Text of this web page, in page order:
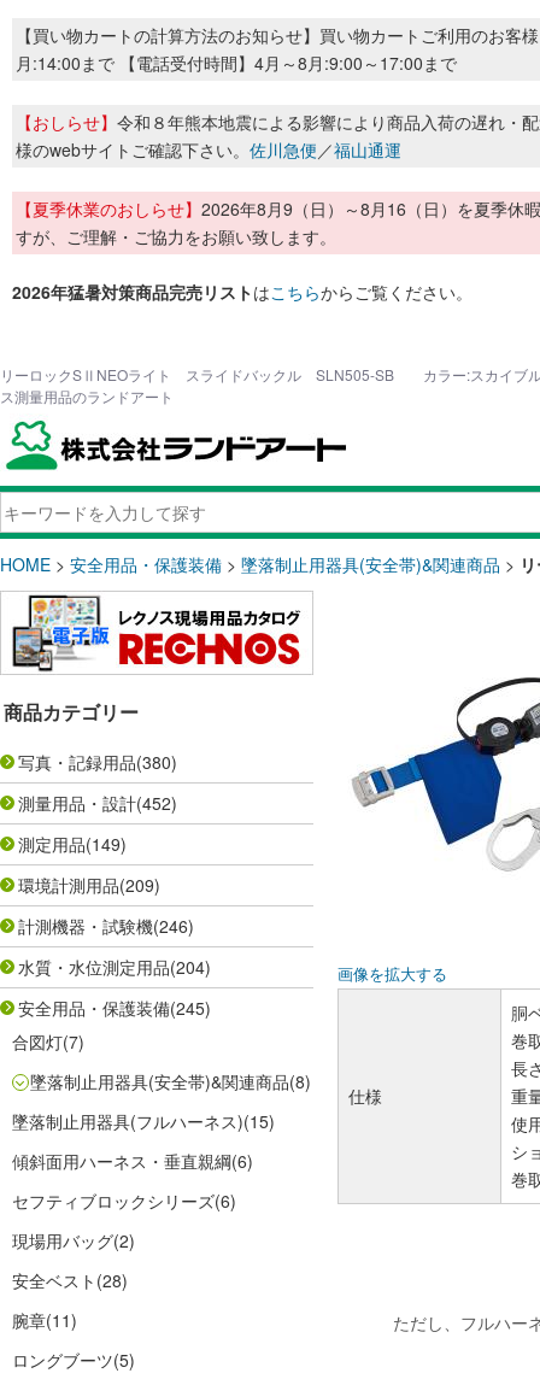
【買い物カートの計算方法のお知らせ】買い物カートご利用のお客
月:14:00まで 【電話受付時間】4月～8月:9:00～17:00まで
【おしらせ】 令和８年熊本地震による影響により商品入荷の遅れ・
様のwebサイトご確認下さい。 佐川急便／福山通運
【夏季休業のおしらせ】 2026年8月9（日）～8月16（日）を夏季休
すが、ご理解・ご協力をお願い致します。
2026年猛暑対策商品完売リストはこちらからご覧ください。
リーロックSⅡNEOライト スライドバックル SLN505-SB カラー:スカイブ
ス測量用品のランドアート
HOME > 安全用品・保護装備 > 墜落制止用器具(安全帯)&関連商品 >
商品カテゴリー
写真・記録用品(380)
測量用品・設計(452)
測定用品(149)
環境計測用品(209)
計測機器・試験機(246)
水質・水位測定用品(204)
安全用品・保護装備(245)
合図灯(7)
墜落制止用器具(安全帯)&関連商品(8)
墜落制止用器具(フルハーネス)(15)
傾斜面用ハーネス・垂直親綱(6)
セフティブロックシリーズ(6)
現場用バッグ(2)
安全ベスト (28)
腕章(11)
ロングブーツ(5)
画像を拡大する
仕様
胴
巻
長
重
使
シ
巻
ただし、フルハー